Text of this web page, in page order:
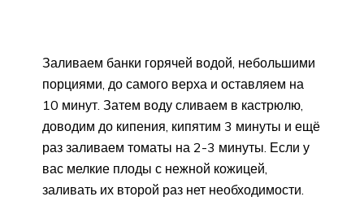
Заливаем банки горячей водой, небольшими
порциями, до самого верха и оставляем на
10 минут. Затем воду сливаем в кастрюлю,
доводим до кипения, кипятим 3 минуты и ещё
раз заливаем томаты на 2-3 минуты. Если у
вас мелкие плоды с нежной кожицей,
заливать их второй раз нет необходимости.